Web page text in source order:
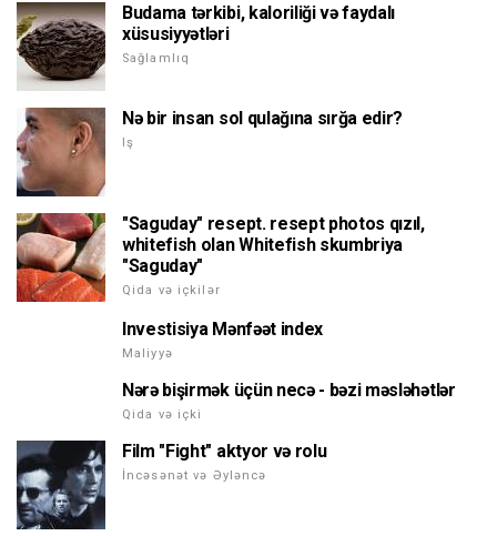
Budama tərkibi, kaloriliği və faydalı
xüsusiyyətləri
Sağlamlıq
Nə bir insan sol qulağına sırğa edir?
Iş
"Saguday" resept. resept photos qızıl,
whitefish olan Whitefish skumbriya
"Saguday"
Qida və içkilər
Investisiya Mənfəət index
Maliyyə
Nərə bişirmək üçün necə - bəzi məsləhətlər
Qida və içki
Film "Fight" aktyor və rolu
İncəsənət və Əyləncə